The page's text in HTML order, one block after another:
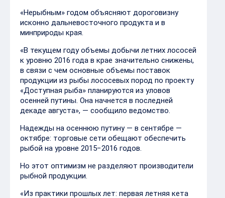
«Нерыбным» годом объясняют дороговизну
исконно дальневосточного продукта и в
минприроды края.
«В текущем году объемы добычи летних лососей
к уровню 2016 года в крае значительно снижены,
в связи с чем основные объемы поставок
продукции из рыбы лососевых пород по проекту
«Доступная рыба» планируются из уловов
осенней путины. Она начнется в последней
декаде августа», — сообщило ведомство.
Надежды на осеннюю путину — в сентябре —
октябре: торговые сети обещают обеспечить
рыбой на уровне 2015−2016 годов.
Но этот оптимизм не разделяют производители
рыбной продукции.
«Из практики прошлых лет: первая летняя кета